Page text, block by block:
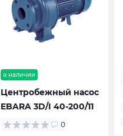
в наличии
Центробежный насос
EBARA 3D/I 40-200/11
0